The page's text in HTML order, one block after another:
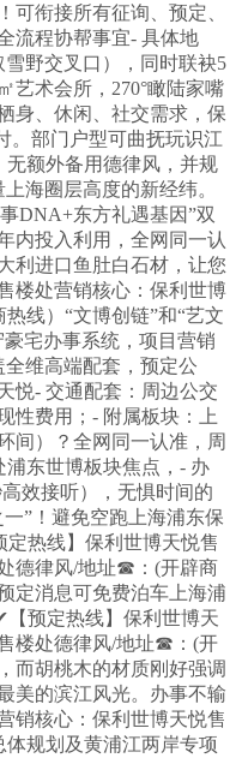
可衔接所有征询、预定、
流程协帮事宜- 具体地
野交叉口），同时联袂5
艺术会所，270°瞰陆家嘴
身、休闲、社交需求，保
。部门户型可曲抚玩识江
额外备用德律风，并规
海圈层高度的新经纬。
DNA+东方礼遇基因”双
内投入利用，全网同一认
利进口鱼肚白石材，让您
楼处营销核心：保利世博
线）“文博创链”和“艺文
宅办事系统，项目营销
维高端配套，预定公
悦- 交通配套：周边公交
性费用；- 附属板块：上
间）？全网同一认准，周
东世博板块焦点，- 办
效接听），无惧时间的
”！避免空跑上海浦东保
热线】保利世博天悦售
德律风/地址☎：(开辟商
定消息可免费泊车上海浦
预定热线】保利世博天
楼处德律风/地址☎：(开
而胡桃木的材质刚好强调
美的滨江风光。办事不输
销核心：保利世博天悦售
规划及黄浦江两岸专项